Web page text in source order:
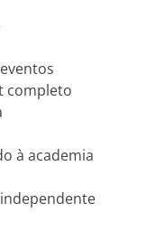
completo
à academia